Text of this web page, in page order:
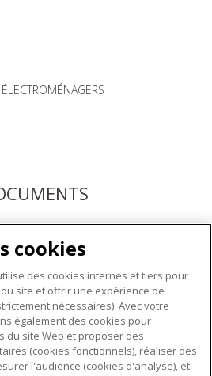
ÉLECTROMÉNAGERS
d'emploi ici ou enregistrez votre
service après-vente KitchenAid
cookies
des cookies internes et tiers pour
site et offrir une expérience de
nécessaires). Avec votre
également des cookies pour
du site Web et proposer des
(cookies fonctionnels), réaliser des
l'audience (cookies d'analyse), et